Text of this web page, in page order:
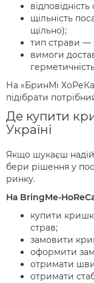
щільність
щільно);
тип страви —
вимоги
На «БринМі
підібрати
Де купити
Україні
Якщо шукаєш
бери рішення у
ринку.
На BringMe-
купити
страв;
замовити
оформити
отримати
отримати